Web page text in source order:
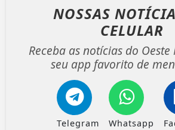
NOSSAS
CELULAR
Receba as notícias do Oeste
seu app favorito de
Telegram Whatsapp